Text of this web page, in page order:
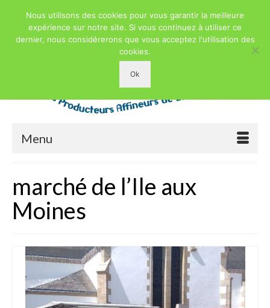
Menu
marché de l’Ile aux
Moines
Nous utilisons des cookies pour vous garantir la meilleure
expérience sur notre site. Si vous continuez à utiliser ce
dernier, nous considérerons que vous acceptez l'utilisation des
cookies.
Ok